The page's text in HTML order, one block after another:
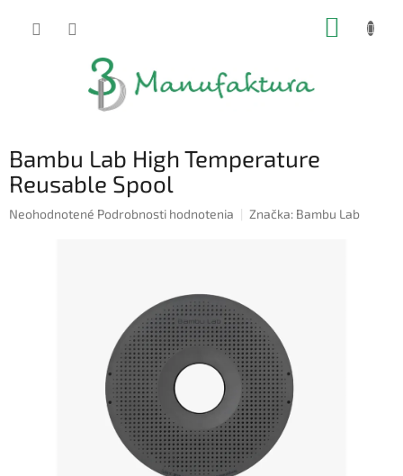
Bambu Lab High Temperature
Reusable Spool
Priemerné
Neohodnotené Podrobnosti hodnotenia Značka: Bambu Lab